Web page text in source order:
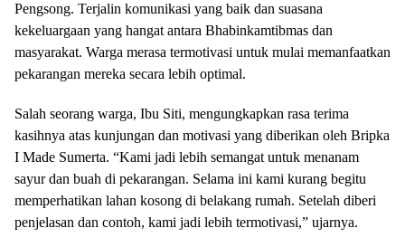
Pengsong. Terjalin komunikasi yang baik dan suasana
kekeluargaan yang hangat antara Bhabinkamtibmas dan
masyarakat. Warga merasa termotivasi untuk mulai memanfaatkan
pekarangan mereka secara lebih optimal.
Salah seorang warga, Ibu Siti, mengungkapkan rasa terima
kasihnya atas kunjungan dan motivasi yang diberikan oleh Bripka
I Made Sumerta. “Kami jadi lebih semangat untuk menanam
sayur dan buah di pekarangan. Selama ini kami kurang begitu
memperhatikan lahan kosong di belakang rumah. Setelah diberi
penjelasan dan contoh, kami jadi lebih termotivasi,” ujarnya.